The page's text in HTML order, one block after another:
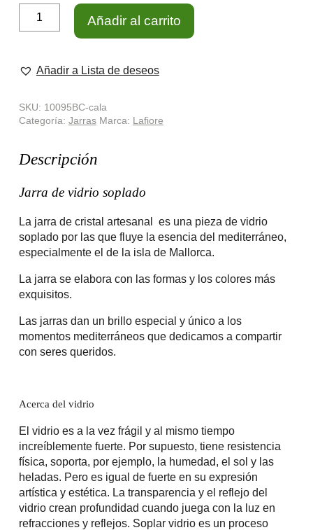
Vidrio
Añadir al carrito
Añadir a Lista de deseos
SKU: 10095BC-cala
Categoría: Jarras Marca: Lafiore
Descripción
Jarra de vidrio soplado
La jarra de cristal artesanal es una pieza de vidrio
soplado por las que fluye la esencia del mediterráneo,
especialmente el de la isla de Mallorca.
La jarra se elabora con las formas y los colores más
exquisitos.
Las jarras dan un brillo especial y único a los
momentos mediterráneos que dedicamos a compartir
con seres queridos.
Acerca del vidrio
El vidrio es a la vez frágil y al mismo tiempo
increíblemente fuerte. Por supuesto, tiene resistencia
física, soporta, por ejemplo, la humedad, el sol y las
heladas. Pero es igual de fuerte en su expresión
artística y estética. La transparencia y el reflejo del
vidrio crean profundidad cuando juega con la luz en
refracciones y reflejos. Soplar vidrio es un proceso